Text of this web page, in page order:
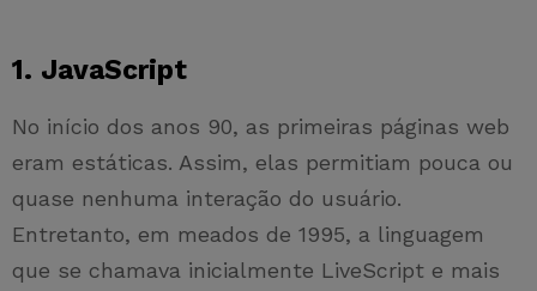
1. JavaScript
No início dos anos 90, as primeiras páginas web
eram estáticas. Assim, elas permitiam pouca ou
quase nenhuma interação do usuário.
Entretanto, em meados de 1995, a linguagem
que se chamava inicialmente LiveScript e mais